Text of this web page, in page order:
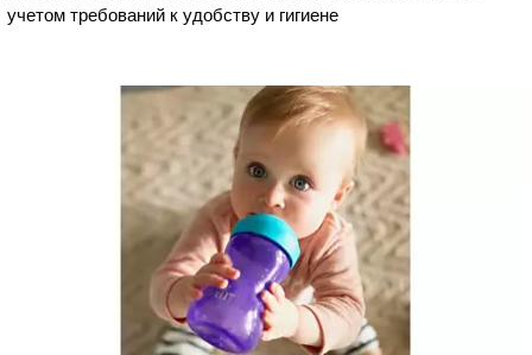
учетом требований к удобству и гигиене